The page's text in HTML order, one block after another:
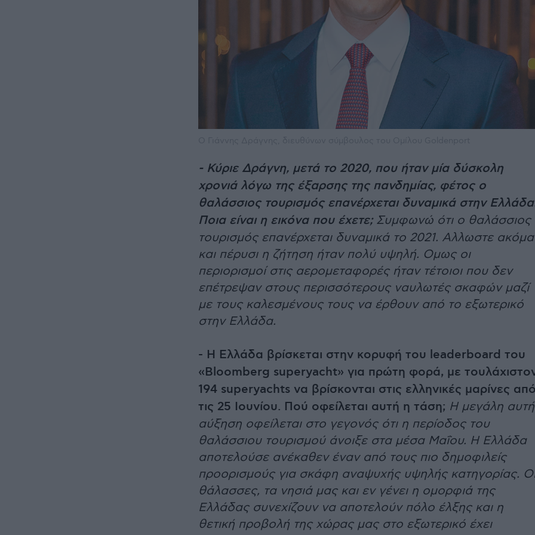
- Κύριε Δράγνη, μετά το 2020, που ήταν μία δύσκολη
χρονιά λόγω της έξαρσης της πανδημίας, φέτος ο
θαλάσσιος τουρισμός επανέρχεται δυναμικά στην
Ποια είναι η εικόνα που έχετε;Συμφωνώ ότι ο θαλάσσιος
τουρισμός επανέρχεται δυναμικά το 2021. Αλλωστε ακόμα
και πέρυσι η ζήτηση ήταν πολύ υψηλή. Ομως οι
περιορισμοί στις αερομεταφορές ήταν τέτοιοι που δεν
επέτρεψαν στους περισσότερους ναυλωτές σκαφών μαζί
με τους καλεσμένους τους να έρθουν από το εξωτερικό
στην Ελλάδα.
- Η Ελλάδα βρίσκεται στην κορυφή του leaderboard του
«Bloomberg superyacht» για πρώτη φορά, με
194 superyachts να βρίσκονται στις ελληνικές μαρίνες
τις 25 Ιουνίου. Πού οφείλεται αυτή η τάση; Η μεγάλη αυτή
αύξηση οφείλεται στο γεγονός ότι η περίοδος του
θαλάσσιου τουρισμού άνοιξε στα μέσα Μαΐου. Η Ελλάδα
αποτελούσε ανέκαθεν έναν από τους πιο δημοφιλείς
προορισμούς για σκάφη αναψυχής υψηλής κατηγορίας.
θάλασσες, τα νησιά μας και εν γένει η ομορφιά της
Ελλάδας συνεχίζουν να αποτελούν πόλο έλξης και η
θετική προβολή της χώρας μας στο εξωτερικό έχει